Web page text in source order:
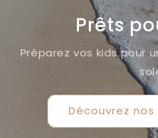
Prêts
Préparez vos kids pour
Découvrez